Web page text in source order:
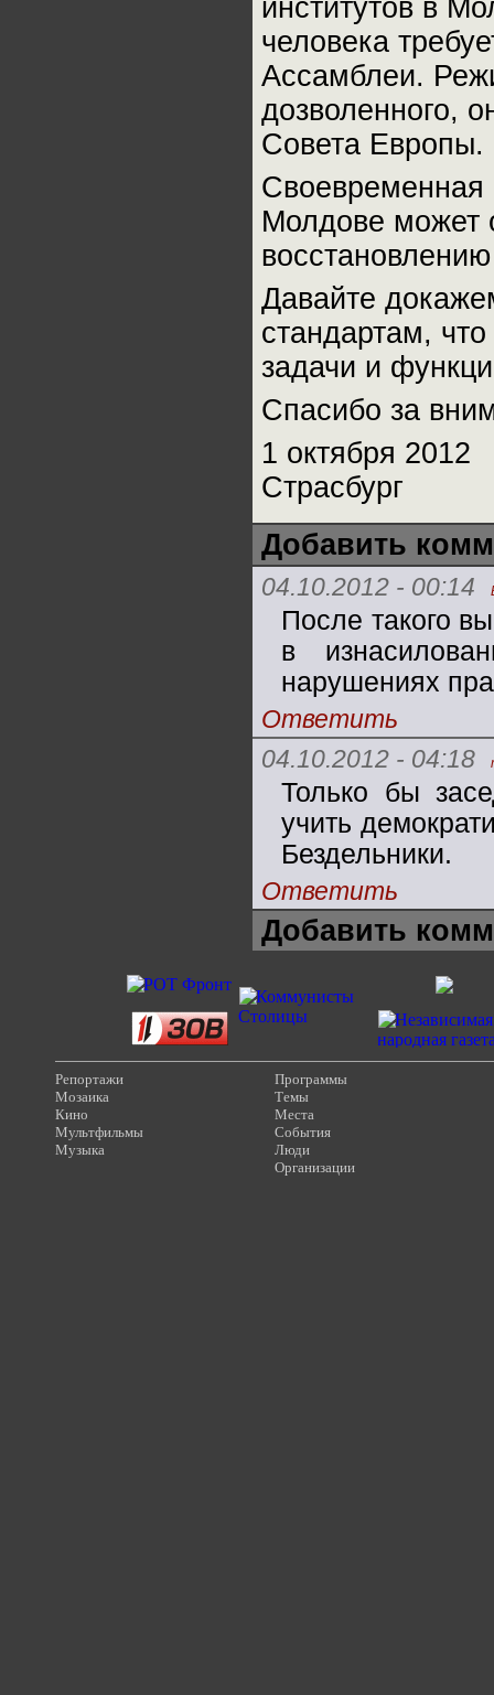
институтов в
человека
Ассамблеи.
дозволенного,
Совета Европы.
Своевременная
Молдове может
Давайте
стандартам,
задачи и
Спасибо за
1 октября 2012
Страсбург
Добавить
04.10.2012 - 00:14
После такого
в
нарушениях
Ответить
04.10.2012 - 04:18
Только бы
учить
Бездельники.
Ответить
Добавить
Репортажи
Мозаика
Кино
Мультфильмы
Музыка
Программы
Темы
Места
События
Люди
Организации